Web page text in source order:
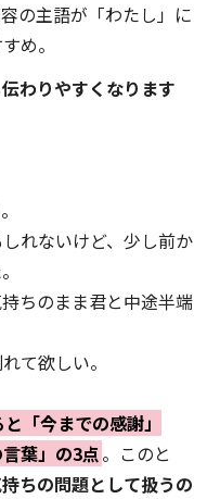
の主語が「わたし」に
め。
わりやすくなります
れないけど、少し前か
ちのまま君と中途半端
て欲しい。
「今までの感謝」
葉」の3点。このと
ちの問題として扱うの